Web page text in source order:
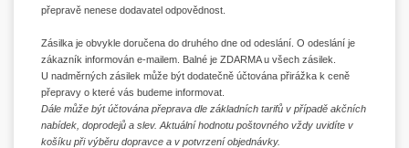
přepravě nenese dodavatel odpovědnost.
Zásilka je obvykle doručena do druhého dne od odeslání. O odeslání je
zákazník informován e-mailem. Balné je ZDARMA u všech zásilek.
U nadměrných zásilek může být dodatečně účtována přirážka k ceně
přepravy o které vás budeme informovat.
Dále může být účtována přeprava dle základních tarifů v případě akčních
nabídek, doprodejů a slev. Aktuální hodnotu poštovného vždy uvidíte v
košíku při výběru dopravce a v potvrzení objednávky.